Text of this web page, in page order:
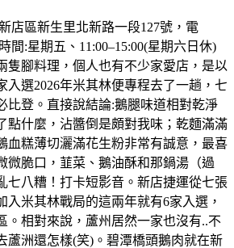
店區新生里北新路一段127號，電
間:星期五、11:00–15:00(星期六日休)
隻腳料理，個人也有不少家愛店，是以
入選2026年米其林便專程去了一趟，七
比登。直接說結論:鵝腿味道相對乾淨
點什麼，沾醬倒是頗對我味；乾麵滿滿
血糕薄切灑滿花生粉非常有誠意，最喜
微脆口，韮菜、鵝油酥和那鍋湯（過
七八糟！打卡短影音。新店捷運從七張
入米其林戰局的這兩年就有6家入選，
。相對來說，蘆州居然一家也沒有..不
蘆洲還怎樣(笑)。碧潭橋頭鵝肉就在新